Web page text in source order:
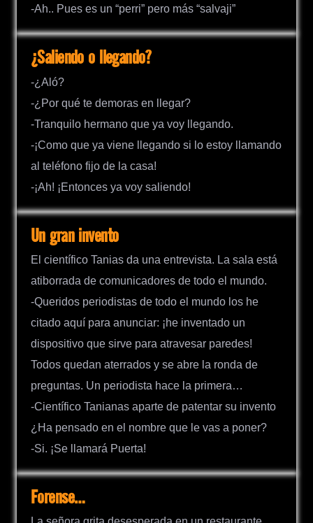
-Ah.. Pues es un “perri” pero más “salvaji”
¿Saliendo o llegando?
-¿Aló?
-¿Por qué te demoras en llegar?
-Tranquilo hermano que ya voy llegando.
-¡Como que ya viene llegando si lo estoy llamando
al teléfono fijo de la casa!
-¡Ah! ¡Entonces ya voy saliendo!
Un gran invento
El científico Tanias da una entrevista. La sala está
atiborrada de comunicadores de todo el mundo.
-Queridos periodistas de todo el mundo los he
citado aquí para anunciar: ¡he inventado un
dispositivo que sirve para atravesar paredes!
Todos quedan aterrados y se abre la ronda de
preguntas. Un periodista hace la primera…
-Científico Tanianas aparte de patentar su invento
¿Ha pensado en el nombre que le vas a poner?
-Si. ¡Se llamará Puerta!
Forense…